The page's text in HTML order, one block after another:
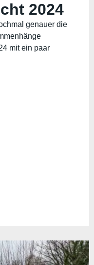
2024
genauer die
mit ein paar